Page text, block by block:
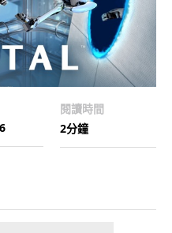
閱讀時間
2分鐘